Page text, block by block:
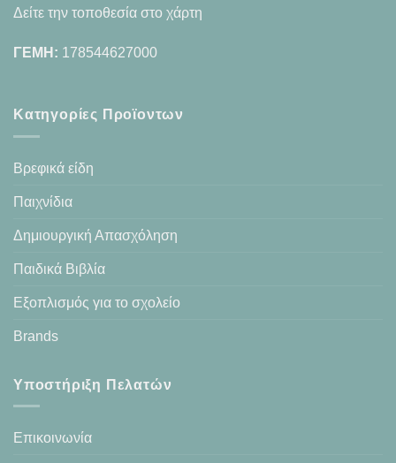
Δείτε την τοποθεσία στο χάρτη
ΓΕΜΗ: 178544627000
Κατηγορίες Προϊοντων
Βρεφικά είδη
Παιχνίδια
Δημιουργική Απασχόληση
Παιδικά Βιβλία
Εξοπλισμός για το σχολείο
Brands
Υποστήριξη Πελατών
Επικοινωνία